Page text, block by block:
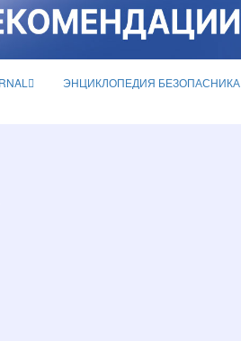
ЭНЦИКЛОПЕДИЯ БЕЗОПАСНИКА